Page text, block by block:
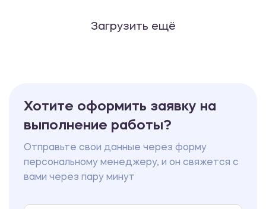
Загрузить ещё
Хотите оформить заявку на
выполнение работы?
Отправьте свои данные через форму
персональному менеджеру, и он свяжется с
вами через пару минут